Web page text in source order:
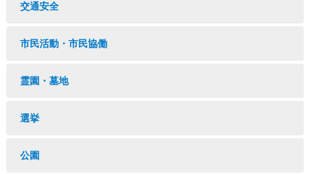
交通安全
市民活動・市民協働
霊園・墓地
選挙
公園